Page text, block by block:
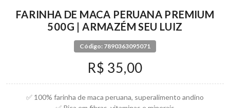
FARINHA DE MACA PERUANA PREMIUM
500G | ARMAZÉM SEU LUIZ
Código: 7890363095071
R$ 35,00
✅ 100% farinha de maca peruana, superalimento andino